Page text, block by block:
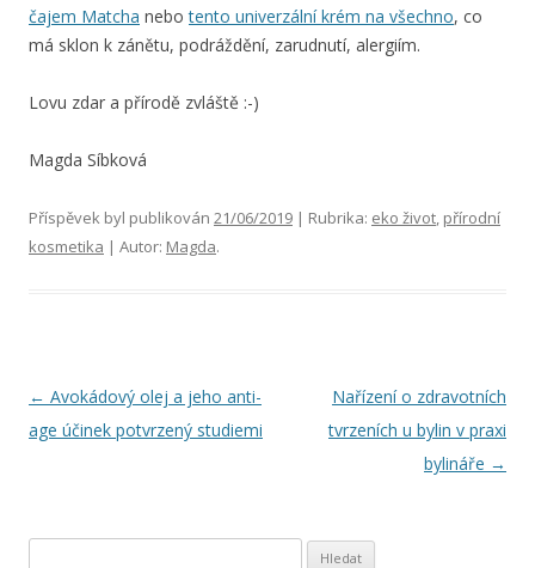
čajem Matcha nebotento univerzální krém na všechno, co
má sklon k zánětu, podráždění, zarudnutí, alergiím.
Lovu zdar a přírodě zvláště :-)
Magda Síbková
Příspěvek byl publikován 21/06/2019 | Rubrika: eko život, přírodní
kosmetika | Autor: Magda.
Navigace
pro
← Avokádový olej a jeho anti-
age účinek potvrzený studiemi
Nařízení o zdravotních
tvrzeních u bylin v praxi
bylináře →